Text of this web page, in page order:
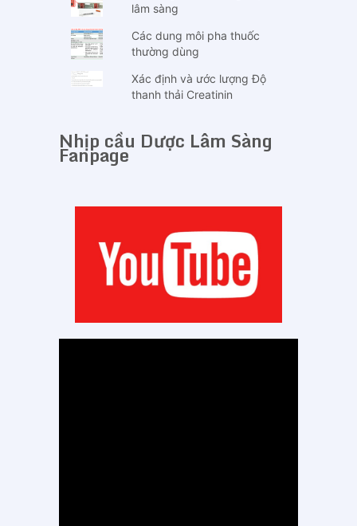
lâm sàng
Các dung môi pha thuốc
thường dùng
Xác định và ước lượng Độ
thanh thải Creatinin
Nhịp cầu Dược Lâm Sàng
Fanpage